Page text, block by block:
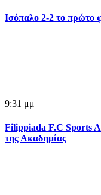
Ισόπαλο 2-2 το πρώτο
9:31 μμ
Filippiada F.C Sports
της Ακαδημίας